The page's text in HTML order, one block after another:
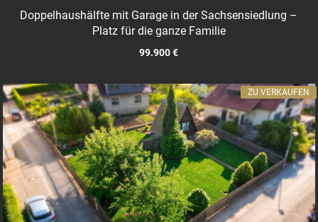
Doppelhaushälfte mit Garage in der Sachsensiedlung –
Platz für die ganze Familie
99.900 €
ZU VERKAUFEN